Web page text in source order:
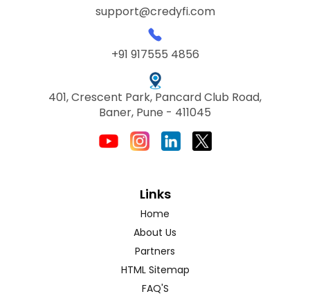
support@credyfi.com
+91 917555 4856
401, Crescent Park, Pancard Club Road,
Baner, Pune - 411045
Links
Home
About Us
Partners
HTML Sitemap
FAQ'S